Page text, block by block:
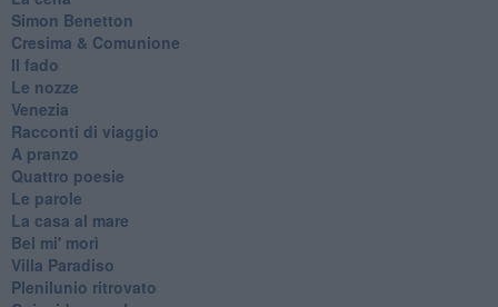
Simon Benetton
Cresima & Comunione
Il fado
Le nozze
Venezia
Racconti di viaggio
A pranzo
Quattro poesie
Le parole
La casa al mare
Bel mi' morì
Villa Paradiso
Plenilunio ritrovato